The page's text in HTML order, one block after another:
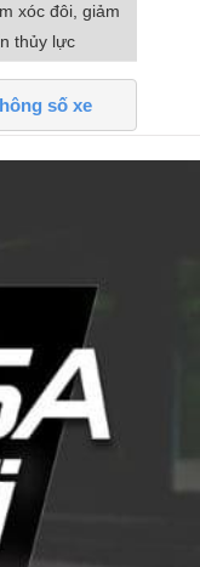
xóc đôi, giảm
thủy lực
số xe